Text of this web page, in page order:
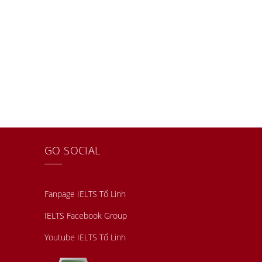
GO SOCIAL
Fanpage IELTS Tố Linh
IELTS Facebook Group
Youtube IELTS Tố Linh